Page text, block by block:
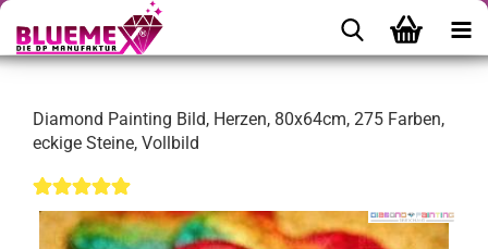
Diamond Painting Bild, Herzen, 80x64cm, 275 Farben,
eckige Steine, Vollbild